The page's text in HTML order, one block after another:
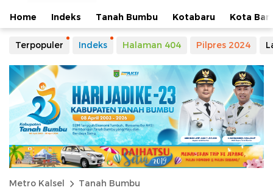
Home Indeks Tanah Bumbu Kotabaru Kota
Terpopuler Indeks Halaman 404 Pilpres 2024
Metro Kalsel Tanah Bumbu